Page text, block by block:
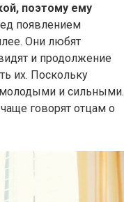
поэтому ему
появлением
Они любят
и продолжение
их. Поскольку
молодыми и сильными.
говорят отцам о